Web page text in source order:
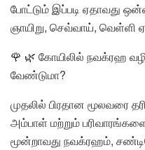
போட்டும் இப்படி ஏதாவது
ஞாயிறு, செவ்வாய், வெள்ளி
🌹 🌿 கோயிலில் நவக்ரஹ
வேண்டுமா?
முதலில் பிரதான மூலவரை
அம்பாள் மற்றும்
மூன்றாவது நவக்ரஹம்,